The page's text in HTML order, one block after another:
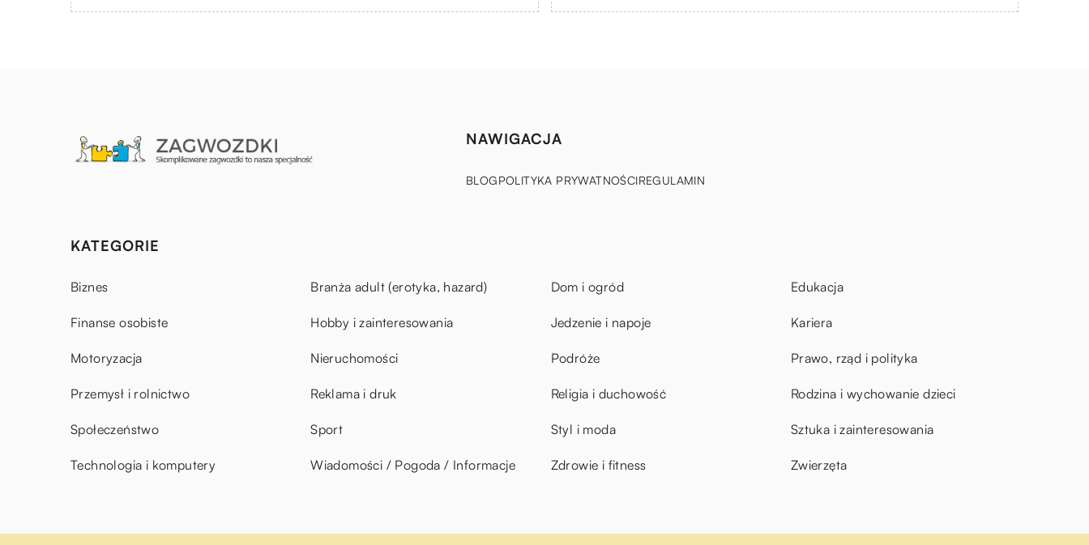
NAWIGACJA
BLOGPOLITYKA PRYWATNOŚCIREGULAMIN
KATEGORIE
Biznes Branża adult (erotyka, hazard) Dom i ogród Edukacja
Finanse osobiste Hobby i zainteresowania Jedzenie i napoje Kariera
Motoryzacja Nieruchomości Podróże Prawo, rząd i polityka
Przemysł i rolnictwo Reklama i druk Religia i duchowość Rodzina i wychowanie dzieci
Społeczeństwo Sport Styl i moda Sztuka i zainteresowania
Technologia i komputery Wiadomości / Pogoda / Informacje Zdrowie i fitness Zwierzęta